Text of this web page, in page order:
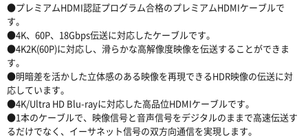
●プレミアムHDMI認証プログラム合格のプレミアムHDMIケーブルで
す。
●4K、60P、18Gbps伝送に対応したケーブルです。
●4K2K(60P)に対応し、滑らかな高解像度映像を伝送することができま
す。
●明暗差を活かした立体感のある映像を再現できるHDR映像の伝送に対
応しています。
●4K/Ultra HD Blu-rayに対応した高品位HDMIケーブルです。
●1本のケーブルで、映像信号と音声信号をデジタルのままで高速伝送す
るだけでなく、イーサネット信号の双方向通信を実現します。